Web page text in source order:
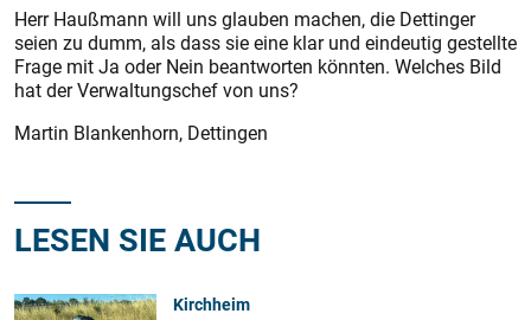
Herr Haußmann will uns glauben machen, die Dettinger
seien zu dumm, als dass sie eine klar und eindeutig gestellte
Frage mit Ja oder Nein beantworten könnten. Welches Bild
hat der Verwaltungschef von uns?
Martin Blankenhorn, Dettingen
LESEN SIE AUCH
Kirchheim